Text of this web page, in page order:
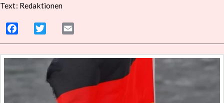
Text: Redaktionen
Facebook Twitter